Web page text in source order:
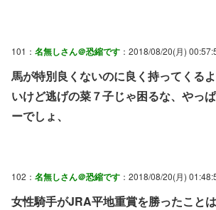
101： 名無しさん＠恐縮です ：2018/08/20(月)
馬が特別良くないのに良く持ってくる
いけど逃げの菜７子じゃ困るな、やっ
ーでしょ、
102： 名無しさん＠恐縮です ：2018/08/20(月)
女性騎手がJRA平地重賞を勝ったこと